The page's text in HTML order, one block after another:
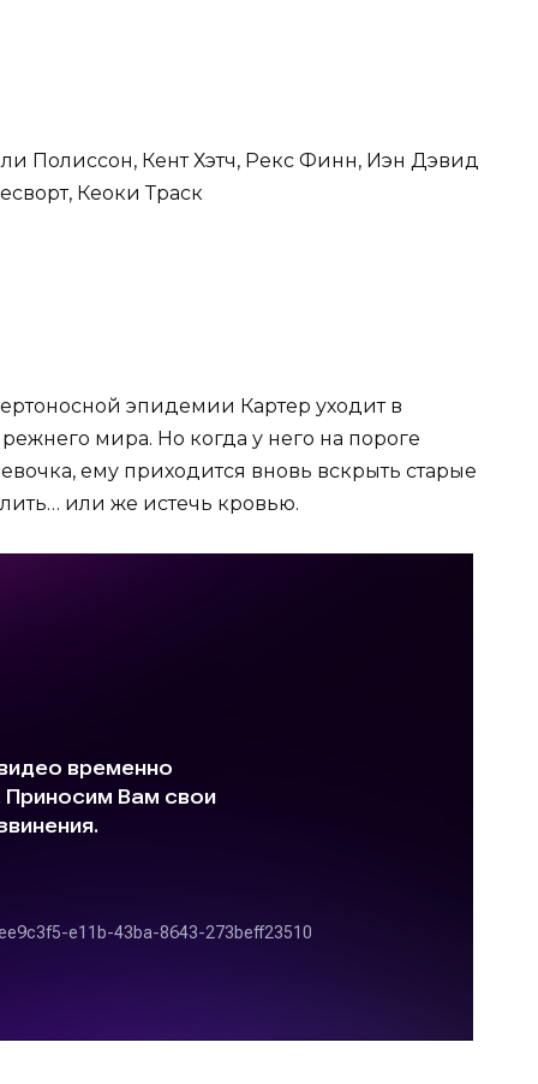
Полиссон, Кент Хэтч, Рекс Финн, Иэн Дэвид
Кеоки Траск
эпидемии Картер уходит в
мира. Но когда у него на пороге
ему приходится вновь вскрыть старые
или же истечь кровью.